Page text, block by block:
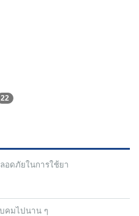
22
อดภัยในการใช้ยา
คมไปนาน ๆ